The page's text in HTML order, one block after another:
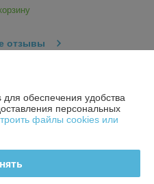
отзывы
обеспечения удобства
персональных
файлы cookies или